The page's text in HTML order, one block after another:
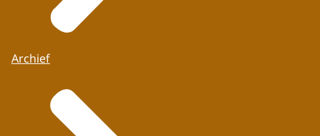
Archief